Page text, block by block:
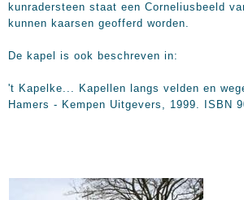
kunradersteen staat een Corneliusbeeld
kunnen kaarsen geofferd worden.
De kapel is ook beschreven in:
't Kapelke... Kapellen langs velden en
Hamers - Kempen Uitgevers, 1999. ISBN